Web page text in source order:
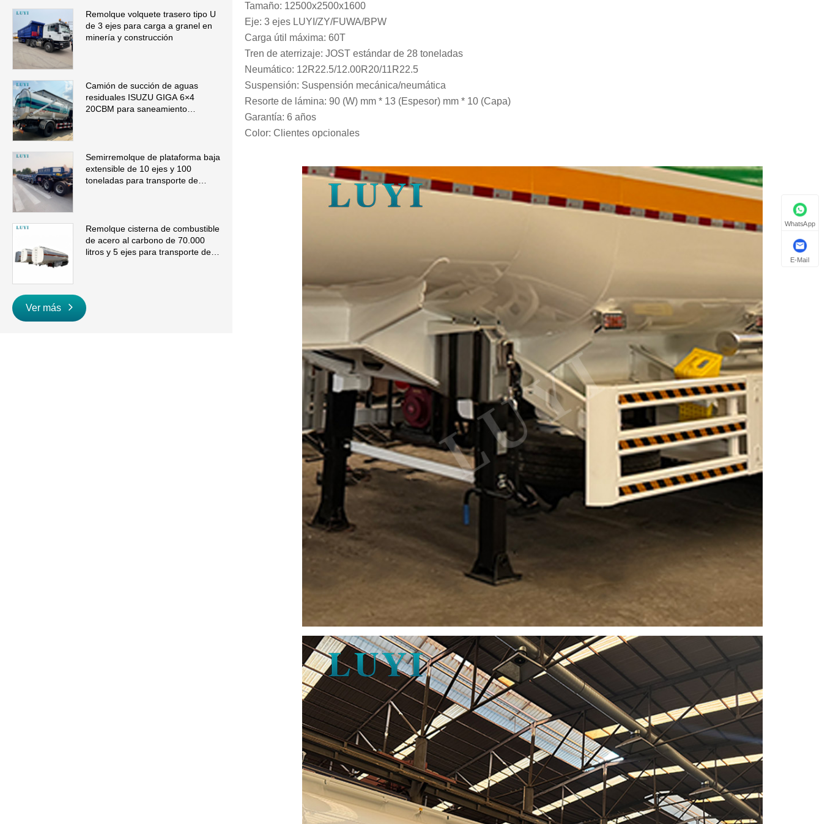
Remolque volquete trasero tipo U
de 3 ejes para carga a granel en
minería y construcción
Camión de succión de aguas
residuales ISUZU GIGA 6×4
20CBM para saneamiento
Semirremolque de plataforma baja
extensible de 10 ejes y 100
toneladas para transporte de
Remolque cisterna de combustible
de acero al carbono de 70.000
litros y 5 ejes para transporte de
Ver más
Tamaño: 12500x2500x1600
Eje: 3 ejes LUYI/ZY/FUWA/BPW
Carga útil máxima: 60T
Tren de aterrizaje: JOST estándar de 28 toneladas
Neumático: 12R22.5/12.00R20/11R22.5
Suspensión: Suspensión mecánica/neumática
Resorte de lámina: 90 (W) mm * 13 (Espesor) mm * 10 (Capa)
Garantía: 6 años
Color: Clientes opcionales
WhatsApp
E-Mail